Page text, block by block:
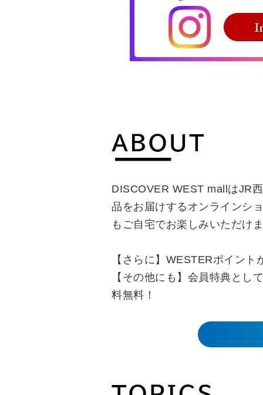
DISCOVER WEST mallはJR
品をお届けするオンラインシ
もご自宅でお楽しみいただけ
【さらに】WESTERポイント
【その他にも】会員特典とし
料無料！